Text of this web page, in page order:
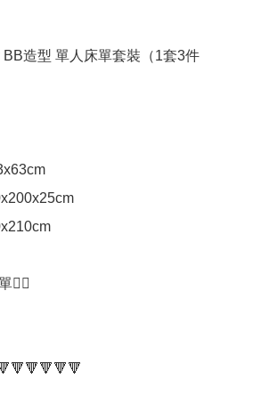
造型 單人床單套裝（1套3件